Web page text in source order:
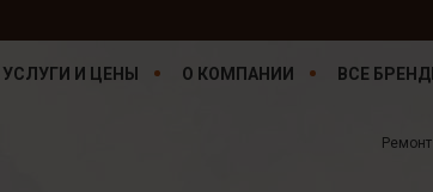
УСЛУГИ И ЦЕНЫ О КОМПАНИИ ВСЕ